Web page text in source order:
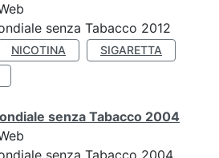
senza Tabacco 2012
NICOTINA
SIGARETTA
senza Tabacco 2004
senza Tabacco 2004